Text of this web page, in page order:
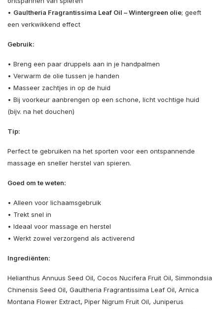
• Gaultheria Fragrantissima Leaf Oil – Wintergreen olie; geeft
een verkwikkend effect
Gebruik:
• Breng een paar druppels aan in je handpalmen
• Verwarm de olie tussen je handen
• Masseer zachtjes in op de huid
• Bij voorkeur aanbrengen op een schone, licht vochtige huid
(bijv. na het douchen)
Tip:
Perfect te gebruiken na het sporten voor een ontspannende
massage en sneller herstel van spieren.
Goed om te weten:
• Alleen voor lichaamsgebruik
• Trekt snel in
• Ideaal voor massage en herstel
• Werkt zowel verzorgend als activerend
Ingrediënten:
Helianthus Annuus Seed Oil, Cocos Nucifera Fruit Oil, Simmondsia
Chinensis Seed Oil, Gaultheria Fragrantissima Leaf Oil, Arnica
Montana Flower Extract, Piper Nigrum Fruit Oil, Juniperus